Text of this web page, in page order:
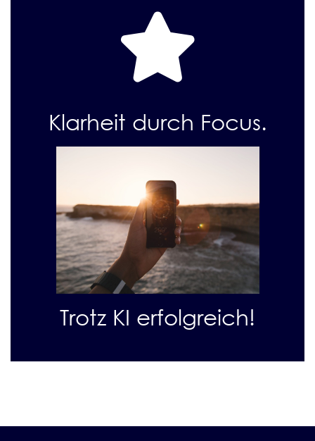
Klarheit durch Focus.
Trotz KI erfolgreich!